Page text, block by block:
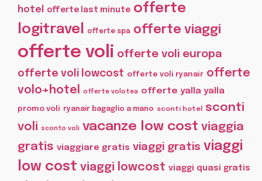
hotel
offerte last minute offerte
logitravel offerte spa offerte viaggi
offerte voli offerte voli europa
offerte voli lowcost offerte voli ryanair offerte
volo+hotel offerte volotea offerte yalla yalla
promo voli ryanair bagaglio a mano sconti hotel
sconti
voli
sconto voli vacanze low cost viaggia
gratis viaggiare gratis viaggi gratis viaggi
low cost viaggi lowcost viaggi quasi gratis